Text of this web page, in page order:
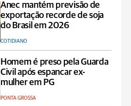
Anec mantém previsão de
exportação recorde de soja
do Brasil em 2026
COTIDIANO
Homem é preso pela Guarda
Civil após espancar ex-
mulher em PG
PONTA GROSSA